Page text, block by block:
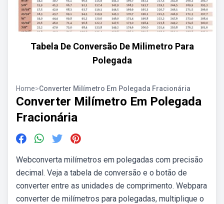
Tabela De Conversão De Milimetro Para
Polegada
Home>Converter Milímetro Em Polegada Fracionária
Converter Milímetro Em Polegada
Fracionária
Webconverta milímetros em polegadas com precisão
decimal. Veja a tabela de conversão e o botão de
converter entre as unidades de comprimento. Webpara
converter de milímetros para polegadas, multiplique o